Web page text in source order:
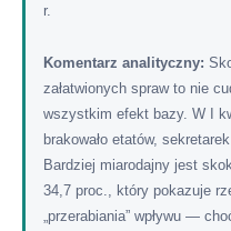
r.
Komentarz analityczny:
załatwionych spraw to nie
wszystkim efekt bazy. W I
brakowało etatów,
Bardziej miarodajny jest
34,7 proc., który pokazuje
„przerabiania” wpływu —